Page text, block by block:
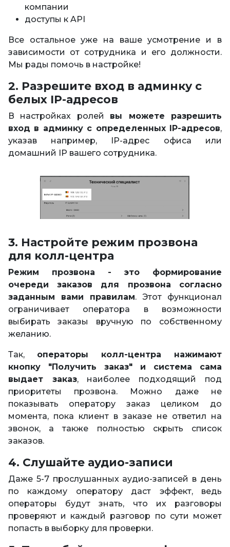
компании
доступы к API
Все остальное уже на ваше усмотрение и в
зависимости от сотрудника и его должности.
Мы рады помочь в настройке!
2. Разрешите вход в админку с
белых IP-адресов
В настройках ролей вы можете разрешить
вход в админку с определенных IP-адресов,
указав например, IP-адрес офиса или
домашний IP вашего сотрудника.
3. Настройте режим прозвона
для колл-центра
Режим прозвона - это формирование
очереди заказов для прозвона согласно
заданным вами правилам. Этот функционал
ограничивает оператора в возможности
выбирать заказы вручную по собственному
желанию.
Так, операторы колл-центра нажимают
кнопку "Получить заказ" и система сама
выдает заказ, наиболее подходящий под
приоритеты прозвона. Можно даже не
показывать оператору заказ целиком до
момента, пока клиент в заказе не ответил на
звонок, а также полностью скрыть список
заказов.
4. Слушайте аудио-записи
Даже 5-7 прослушанных аудио-записей в день
по каждому оператору даст эффект, ведь
операторы будут знать, что их разговоры
проверяют и каждый разговор по сути может
попасть в выборку для проверки.